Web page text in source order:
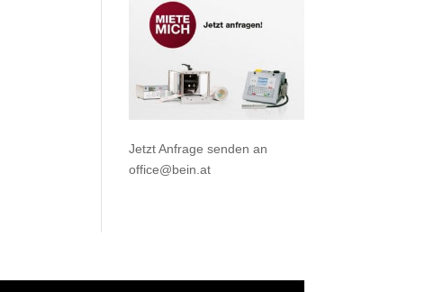
Jetzt Anfrage senden an
office@bein.at